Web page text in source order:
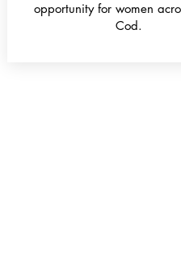
opportunity for women
Cod.